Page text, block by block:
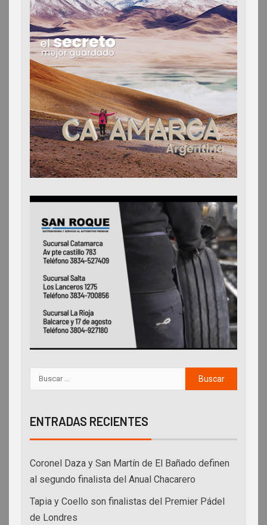
ENTRADAS RECIENTES
Coronel Daza y San Martín de El Bañado definen
al segundo finalista del Anual Chacarero
Tapia y Coello son finalistas del Premier Pádel
de Londres